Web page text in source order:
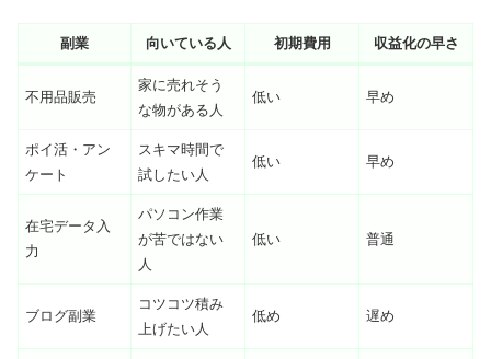
副業 向いている人 初期費用 収益化の早さ
不用品販売
家に売れそう
な物がある人
低い 早め
ポイ活・アン
ケート
スキマ時間で
試したい人
低い 早め
在宅データ入
力
パソコン作業
が苦ではない
人
低い 普通
ブログ副業
コツコツ積み
上げたい人
低め 遅め